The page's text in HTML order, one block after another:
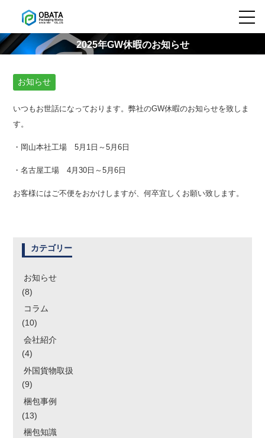
2025年GW休暇のお知らせ
お知らせ
いつもお世話になっております。弊社のGW休暇のお知らせを致しま
す。
・岡山本社工場 5月1日～5月6日
・名古屋工場 4月30日～5月6日
お客様にはご不便をおかけしますが、何卒宜しくお願い致します。
カテゴリー
お知らせ
(8)
コラム
(10)
会社紹介
(4)
外国貨物取扱
(9)
梱包事例
(13)
梱包知識